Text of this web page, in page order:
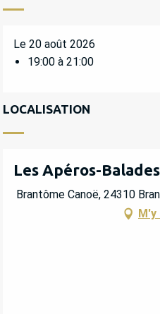
Le 20 août 2026
19:00 à 21:00
LOCALISATION
Les Apéros-Balades
Brantôme Canoë, 24310
M'y